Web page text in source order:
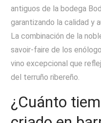
antiguos de la bodega
garantizando la calidad y
La combinación de la
savoir-faire de los
vino excepcional que
del terruño ribereño.
¿Cuánto